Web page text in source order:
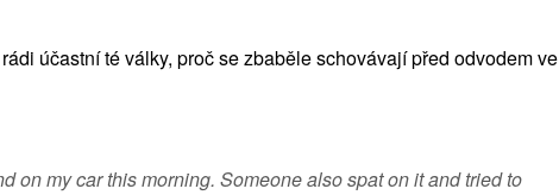
účastní té války, proč se zbaběle schovávají před odvodem ve
on my car this morning. Someone also spat on it and tried to